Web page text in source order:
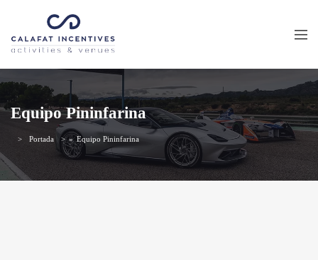
Equipo Pininfarina
Portada » Equipo Pininfarina